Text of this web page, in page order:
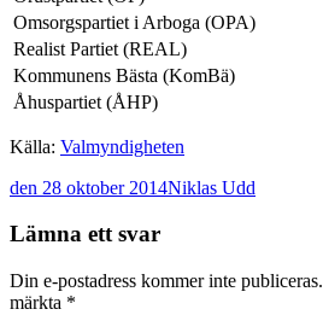
Omsorgspartiet i Arboga (OPA)
Realist Partiet (REAL)
Kommunens Bästa (KomBä)
Åhuspartiet (ÅHP)
Källa: Valmyndigheten
den 28 oktober 2014Niklas Udd
navigation
Lämna ett svar
Din e-postadress kommer inte publiceras.
märkta *